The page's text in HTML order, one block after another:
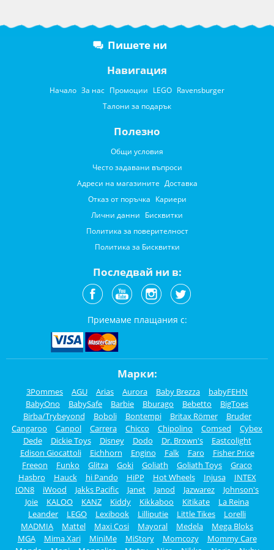
Пишете ни
Навигация
Начало За нас Промоции LEGO Ravensburger
Талони за подарък
Полезно
Общи условия
Често задавани въпроси
Адреси на магазините Доставка
Отказ от поръчка Кариери
Лични данни Бисквитки
Политика за поверителност
Политика за Бисквитки
Последвай ни в:
Приемаме плащания с:
Марки:
3Pommes AGU Arias Aurora Baby Brezza
babyFEHN
BabyOno
BabySafe Barbie Bburago Bebetto
BigToes
Birba/Trybeyond
Boboli Bontempi Britax Römer
Bruder
Cangaroo
Canpol Carrera Chicco Chipolino Comsed
Cybex
Dede
Dickie Toys Disney Dodo Dr. Brown's
Eastcolight
Edison Giocattoli
Eichhorn Engino Falk Faro
Fisher Price
Freeon
Funko Glitza Goki Goliath Goliath Toys
Graco
Hasbro
Hauck hi Pando HiPP Hot Wheels Injusa
INTEX
ION8
iWood Jakks Pacific Janet Janod Jazwarez
Johnson's
Joie
KALOO KANZ Kiddy Kikkaboo Kitikate
La Reina
Leander
LEGO Lexibook Lilliputie Little Tikes
Lorelli
MADMIA
Mattel Maxi Cosi Mayoral Medela
Mega Bloks
MGA
Mima Xari MiniMe MiStory Momcozy
Mommy Care